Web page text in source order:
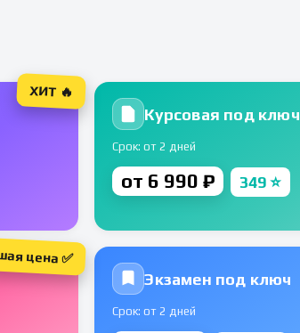
ХИТ 🔥
Курсовая под ключ
Срок: от 2 дней
от 6 990 ₽ 349 ⭐
цена ✅
Экзамен под ключ
Срок: от 2 дней